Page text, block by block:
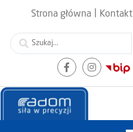
Strona główna Kontakt